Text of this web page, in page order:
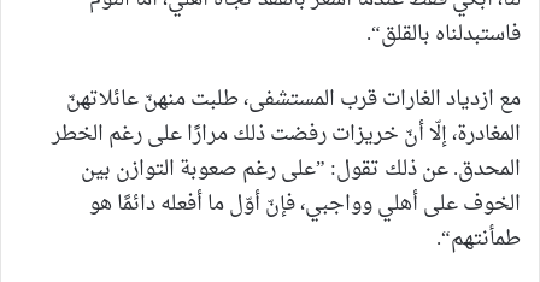
فاستبدلناه بالقلق“.
مع ازدياد الغارات قرب المستشفى، طلبت منهنّ عائلاتهنّ
المغادرة، إلّا أنّ خريزات رفضت ذلك مرارًا على رغم الخطر
المحدق. عن ذلك تقول: ”على رغم صعوبة التوازن بين
الخوف على أهلي وواجبي، فإنّ أوّل ما أفعله دائمًا هو
طمأنتهم“.